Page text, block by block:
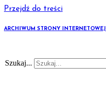
Przejdź do treści
ARCHIWUM STRONY INTERNETOWEJ
Szukaj...